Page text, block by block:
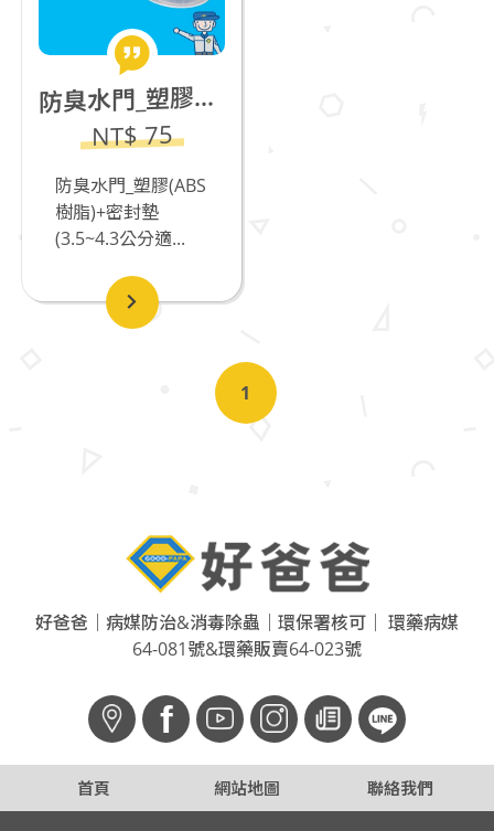
防臭水門_塑膠ABS樹脂+密封墊(3.5~4.3公分適用)
NT$ 75
防臭水門_塑膠(ABS
樹脂)+密封墊
(3.5~4.3公分適...
1
好爸爸｜病媒防治&消毒除蟲｜環保署核可｜ 環藥病媒
64-081號&環藥販賣64-023號
f
首頁 網站地圖 聯絡我們